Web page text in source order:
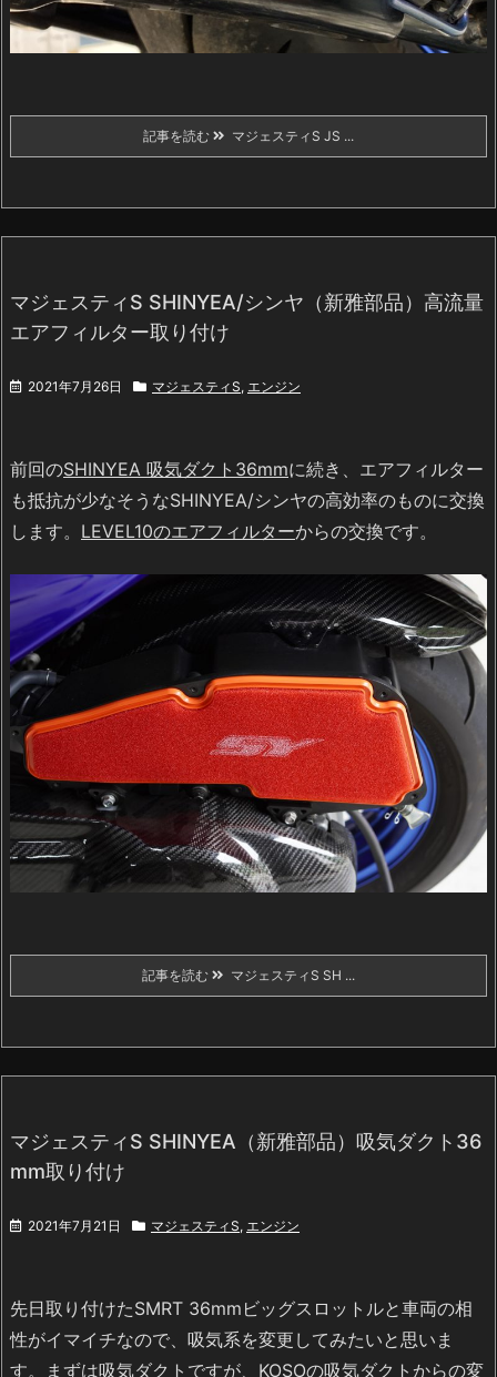
記事を読む マジェスティS JS ...
マジェスティS SHINYEA/シンヤ（新雅部品）高流量
エアフィルター取り付け
2021年7月26日 マジェスティS, エンジン
前回のSHINYEA 吸気ダクト36mmに続き、エアフィルター
も抵抗が少なそうなSHINYEA/シンヤの高効率のものに交換
します。 LEVEL10のエアフィルターからの交換です。
記事を読む マジェスティS SH ...
マジェスティS SHINYEA（新雅部品）吸気ダクト36
mm取り付け
2021年7月21日 マジェスティS, エンジン
先日取り付けたSMRT 36mmビッグスロットルと車両の相
性がイマイチなので、吸気系を変更してみたいと思いま
す。まずは吸気ダクトですが、 KOSOの吸気ダクト からの変